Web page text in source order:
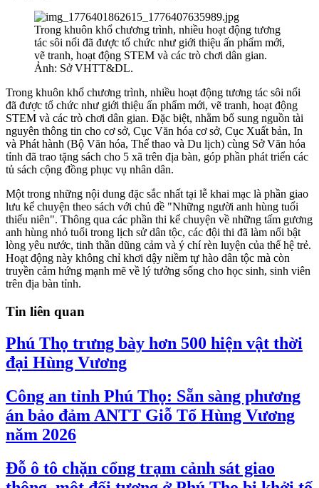
​Trong khuôn khổ chương trình, nhiều hoạt động tương
tác sôi nổi đã được tổ chức như giới thiệu ấn phẩm mới,
vẽ tranh, hoạt động STEM và các trò chơi dân gian.
Ảnh: Sở VHTT&DL.
​Trong khuôn khổ chương trình, nhiều hoạt động tương tác sôi nổi
đã được tổ chức như giới thiệu ấn phẩm mới, vẽ tranh, hoạt động
STEM và các trò chơi dân gian. Đặc biệt, nhằm bổ sung nguồn tài
nguyên thông tin cho cơ sở, Cục Văn hóa cơ sở, Cục Xuất bản, In
và Phát hành (Bộ Văn hóa, Thể thao và Du lịch) cùng Sở Văn hóa
tỉnh đã trao tặng sách cho 5 xã trên địa bàn, góp phần phát triển các
tủ sách cộng đồng phục vụ nhân dân.
​Một trong những nội dung đặc sắc nhất tại lễ khai mạc là phần giao
lưu kể chuyện theo sách với chủ đề "Những người anh hùng tuổi
thiếu niên". Thông qua các phần thi kể chuyện về những tấm gương
anh hùng nhỏ tuổi trong lịch sử dân tộc, các đội thi đã làm nổi bật
lòng yêu nước, tinh thần dũng cảm và ý chí rèn luyện của thế hệ trẻ.
Hoạt động này không chỉ khơi dậy niềm tự hào dân tộc mà còn
truyền cảm hứng mạnh mẽ về lý tưởng sống cho học sinh, sinh viên
trên địa bàn tỉnh.
Tin liên quan
Phú Thọ trưng bày hơn 500 hiện vật thời
đại Hùng Vương
Công an tỉnh Phú Thọ: Sẵn sàng phương
án bảo đảm ANTT Giỗ Tổ Hùng Vương
năm 2026
Đỗ ô tô chặn cổng trạm cảnh sát giao